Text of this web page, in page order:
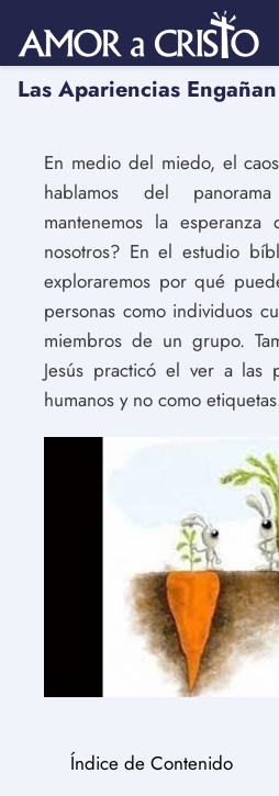
Las Apariencias
En medio del miedo, el
hablamos del
mantenemos la
nosotros? En el estudio
exploraremos por qué
personas como individuos
miembros de un grupo.
Jesús practicó el ver a las
humanos y no como
Índice de Contenido